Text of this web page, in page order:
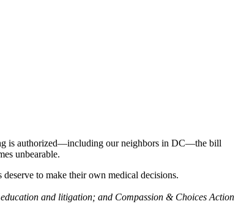
is authorized—including our neighbors in DC—the bill
unbearable.
to make their own medical decisions.
and litigation; and Compassion & Choices Action